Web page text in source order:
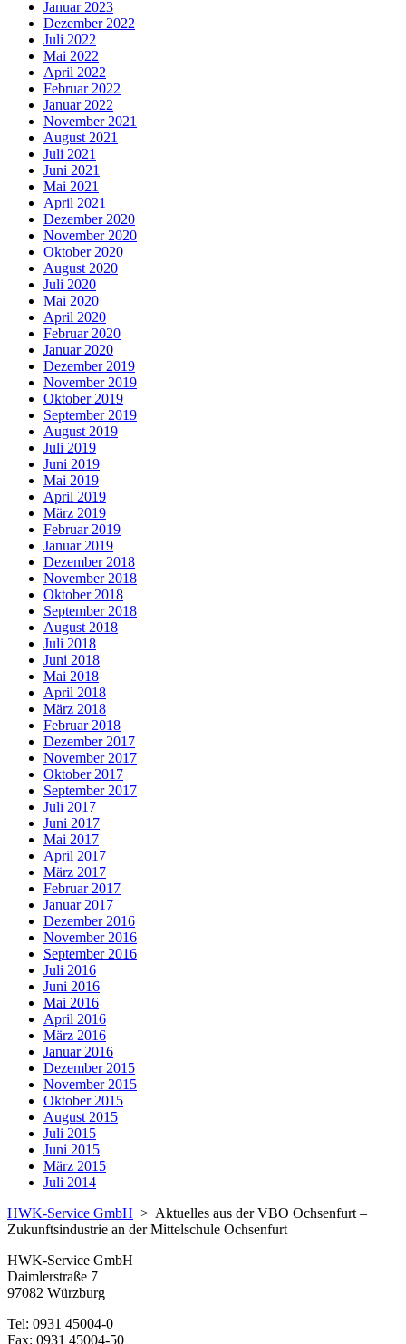
Januar 2023
Dezember 2022
Juli 2022
Mai 2022
April 2022
Februar 2022
Januar 2022
November 2021
August 2021
Juli 2021
Juni 2021
Mai 2021
April 2021
Dezember 2020
November 2020
Oktober 2020
August 2020
Juli 2020
Mai 2020
April 2020
Februar 2020
Januar 2020
Dezember 2019
November 2019
Oktober 2019
September 2019
August 2019
Juli 2019
Juni 2019
Mai 2019
April 2019
März 2019
Februar 2019
Januar 2019
Dezember 2018
November 2018
Oktober 2018
September 2018
August 2018
Juli 2018
Juni 2018
Mai 2018
April 2018
März 2018
Februar 2018
Dezember 2017
November 2017
Oktober 2017
September 2017
Juli 2017
Juni 2017
Mai 2017
April 2017
März 2017
Februar 2017
Januar 2017
Dezember 2016
November 2016
September 2016
Juli 2016
Juni 2016
Mai 2016
April 2016
März 2016
Januar 2016
Dezember 2015
November 2015
Oktober 2015
August 2015
Juli 2015
Juni 2015
März 2015
Juli 2014
HWK-Service GmbH > Aktuelles aus der VBO Ochsenfurt –
Zukunftsindustrie an der Mittelschule Ochsenfurt
HWK-Service GmbH
Daimlerstraße 7
97082 Würzburg
Tel: 0931 45004-0
Fax: 0931 45004-50